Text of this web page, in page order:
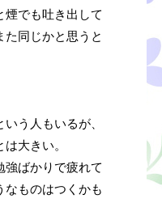
でも吐き出して
同じかと思うと
う人もいるが、
大きい。
ばかりで疲れて
なものはつくかも